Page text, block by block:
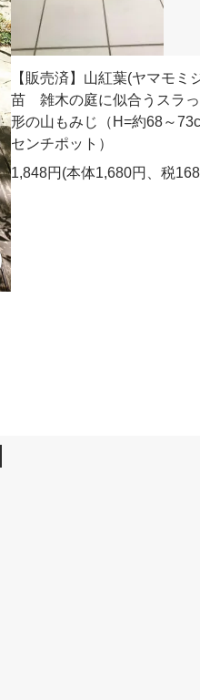
【販売済】山紅葉(ヤマモ
苗 雑木の庭に似合うスラ
形の山もみじ（H=約68～
センチポット）
1,848円(本体1,680円、税